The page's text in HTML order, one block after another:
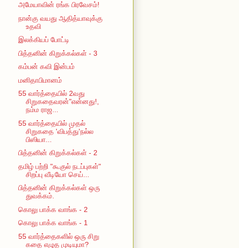
அமேயாவின் ரங்க பிரவேசம்!
நான்கு வயது ஆதித்யாவுக்கு
உதவி
இலக்கியப் போட்டி
பித்தனின் கிறுக்கல்கள் - 3
கம்பன் கவி இன்பம்
மனிதாபிமானம்
55 வார்த்தையில் 2வது
சிறுகதைவரன்"என்னது!,
நம்ம ராஜ...
55 வார்த்தையில் முதல்
சிறுகதை 'விபத்து'நல்ல
பிஸியா...
பித்தனின் கிறுக்கல்கள் - 2
தமிழ் பற்றி "கூகுல் நடப்புகள்"
சிறப்பு வீடியோ செய்...
பித்தனின் கிறுக்கல்கள் ஒரு
துவக்கம்.
கொலு பாக்க வாங்க - 2
கொலு பாக்க வாங்க - 1
55 வார்த்தைகளில் ஒரு சிறு
கதை எழுத முடியுமா?